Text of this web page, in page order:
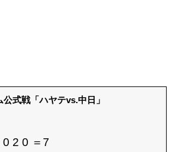
式戦「ハヤテvs.中日」
2 0 ＝7